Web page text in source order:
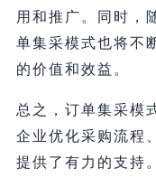
用和推广。同时，
单集采模式也将不
的价值和效益。
总之，订单集采模
企业优化采购流程
提供了有力的支持